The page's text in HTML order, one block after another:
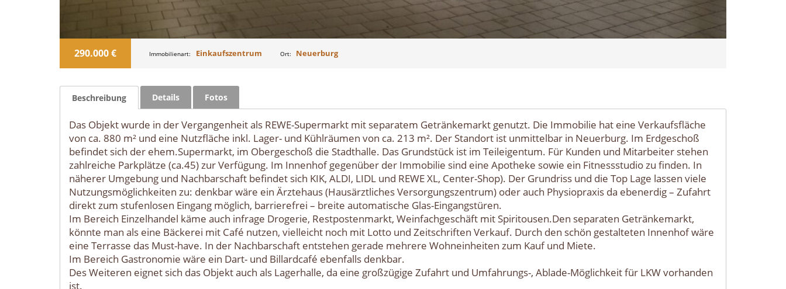
290.000 € Immobilienart: Einkaufszentrum Ort: Neuerburg
Beschreibung Details Fotos
Das Objekt wurde in der Vergangenheit als REWE-Supermarkt mit separatem Getränkemarkt genutzt. Die Immobilie hat eine Verkaufsfläche
von ca. 880 m² und eine Nutzfläche inkl. Lager- und Kühlräumen von ca. 213 m². Der Standort ist unmittelbar in Neuerburg. Im Erdgeschoß
befindet sich der ehem.Supermarkt, im Obergeschoß die Stadthalle. Das Grundstück ist im Teileigentum. Für Kunden und Mitarbeiter stehen
zahlreiche Parkplätze (ca.45) zur Verfügung. Im Innenhof gegenüber der Immobilie sind eine Apotheke sowie ein Fitnessstudio zu finden. In
näherer Umgebung und Nachbarschaft befindet sich KIK, ALDI, LIDL und REWE XL, Center-Shop). Der Grundriss und die Top Lage lassen viele
Nutzungsmöglichkeiten zu: denkbar wäre ein Ärztehaus (Hausärztliches Versorgungszentrum) oder auch Physiopraxis da ebenerdig – Zufahrt
direkt zum stufenlosen Eingang möglich, barrierefrei – breite automatische Glas-Eingangstüren.
Im Bereich Einzelhandel käme auch infrage Drogerie, Restpostenmarkt, Weinfachgeschäft mit Spiritousen.Den separaten Getränkemarkt,
könnte man als eine Bäckerei mit Café nutzen, vielleicht noch mit Lotto und Zeitschriften Verkauf. Durch den schön gestalteten Innenhof wäre
eine Terrasse das Must-have. In der Nachbarschaft entstehen gerade mehrere Wohneinheiten zum Kauf und Miete.
Im Bereich Gastronomie wäre ein Dart- und Billardcafé ebenfalls denkbar.
Des Weiteren eignet sich das Objekt auch als Lagerhalle, da eine großzügige Zufahrt und Umfahrungs-, Ablade-Möglichkeit für LKW vorhanden
ist.